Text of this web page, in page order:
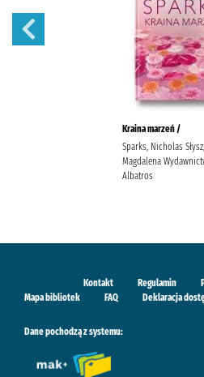
Kraina marzeń /
Sparks, Nicholas Słysz,
Magdalena
Albatros
Kontakt Regulamin
Mapa bibliotek
FAQ Deklaracja
Dane pochodzą z systemu: